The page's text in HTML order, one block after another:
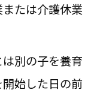
たは介護休業
別の子を養育
始した日の前